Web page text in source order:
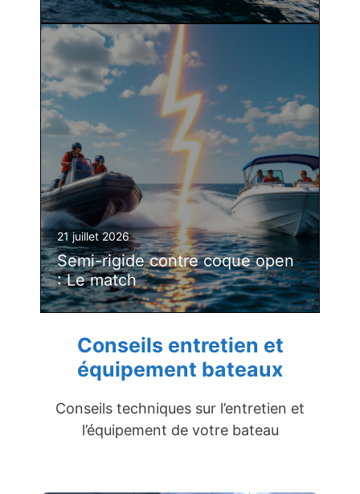
21 juillet 2026
Semi-rigide contre coque open
: Le match
Conseils entretien et
équipement bateaux
Conseils techniques sur l’entretien et
l’équipement de votre bateau